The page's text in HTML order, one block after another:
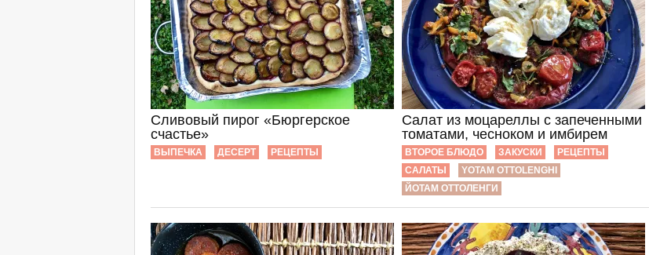
Сливовый пирог «Бюргерское
счастье»
ВЫПЕЧКА ДЕСЕРТ РЕЦЕПТЫ
Салат из моцареллы с запеченными
томатами, чесноком и имбирем
ВТОРОЕ БЛЮДО ЗАКУСКИ
РЕЦЕПТЫ
САЛАТЫ
YOTAM OTTOLENGHI
ЙОТАМ ОТТОЛЕНГИ